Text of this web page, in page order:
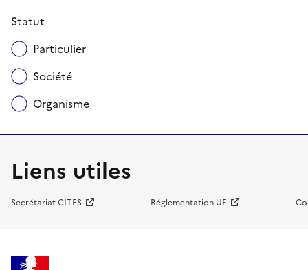
Statut
Particulier
Société
Organisme
Liens utiles
Secrétariat CITES Réglementation UE